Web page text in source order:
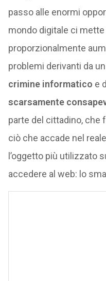
passo alle enormi
mondo digitale ci
proporzionalmente
problemi derivanti da
crimine informatico e
scarsamente
parte del cittadino, che
ciò che accade nel
l’oggetto più utilizzato
accedere al web: lo